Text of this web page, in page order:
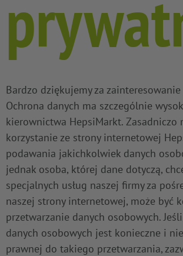
Bardzo dziękujemy za
Ochrona danych ma szczególnie
kierownictwa HepsiMarkt. Zasadniczo
korzystanie ze strony internetowej
podawania jakichkolwiek danych
jednak osoba, której dane dotyczą,
specjalnych usług naszej firmy za
naszej strony internetowej, może być
przetwarzanie danych osobowych.
danych osobowych jest konieczne i
prawnej do takiego przetwarzania,